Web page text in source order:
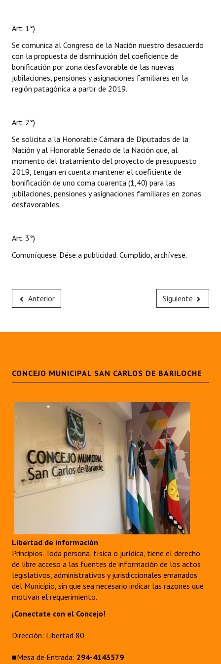
Art. 1°)
Se comunica al Congreso de la Nación nuestro desacuerdo
con la propuesta de disminución del coeficiente de
bonificación por zona desfavorable de las nuevas
jubilaciones, pensiones y asignaciones familiares en la
región patagónica a partir de 2019.
Art. 2°)
Se solicita a la Honorable Cámara de Diputados de la
Nación y al Honorable Senado de la Nación que, al
momento del tratamiento del proyecto de presupuesto
2019, tengan en cuenta mantener el coeficiente de
bonificación de uno coma cuarenta (1,40) para las
jubilaciones, pensiones y asignaciones familiares en zonas
desfavorables.
Art. 3°)
Comuníquese. Dése a publicidad. Cumplido, archívese.
Anterior Siguiente
CONCEJO MUNICIPAL SAN CARLOS DE BARILOCHE
Libertad de información
Principios. Toda persona, física o jurídica, tiene el derecho
de libre acceso a las fuentes de información de los actos
legislativos, administrativos y jurisdiccionales emanados
del Municipio, sin que sea necesario indicar las razones que
motivan el requerimiento.
¡Conectate con el Concejo!
Dirección: Libertad 80
■Mesa de Entrada: 294-4143579